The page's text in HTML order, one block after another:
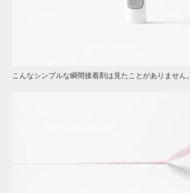
こんなシンプルな瞬間接着剤は見たことがありません。